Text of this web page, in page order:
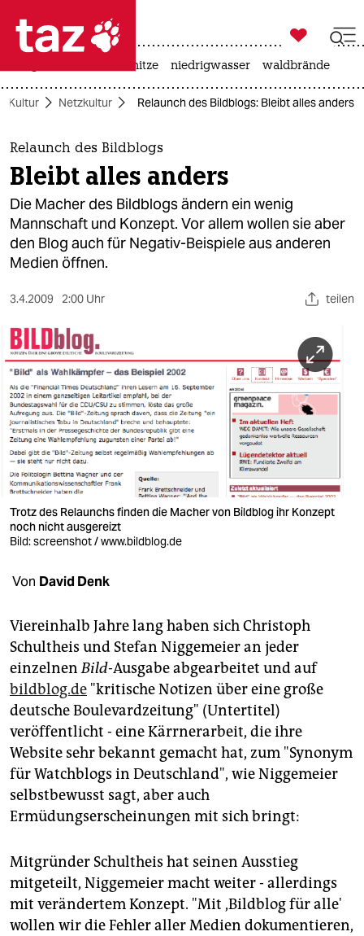
 taz zahl ich
taz zahl ich
themen
politik
öko
gesellschaft
kultur
sport
berlin
nord
wahrheit
verlag
verlag
veranstaltungen
unterstützen
abo
genossenschaft
epaper login

taz zahl ich
hitze niedrigwasser waldbrände
Kultur Netzkultur Relaunch des Bildblogs: Bleibt alles anders
Relaunch des Bildblogs
Bleibt alles anders
Die Macher des Bildblogs ändern ein wenig
Mannschaft und Konzept. Vor allem wollen sie aber
den Blog auch für Negativ-Beispiele aus anderen
Medien öffnen.
3.4.2009 2:00 Uhr teilen
Trotz des Relaunchs finden die Macher von Bildblog ihr Konzept
noch nicht ausgereizt
Bild: screenshot / www.bildblog.de
Von David Denk
Viereinhalb Jahre lang haben sich Christoph
Schultheis und Stefan Niggemeier an jeder
einzelnenBild-Ausgabe abgearbeitet und auf
bildblog.de "kritische Notizen über eine große
deutsche Boulevardzeitung" (Untertitel)
veröffentlicht - eine Kärrnerarbeit, die ihre
Website sehr bekannt gemacht hat, zum "Synonym
für Watchblogs in Deutschland", wie Niggemeier
selbstbewusst sagt, aber auch
Ermüdungserscheinungen mit sich bringt:
Mitgründer Schultheis hat seinen Ausstieg
mitgeteilt, Niggemeier macht weiter - allerdings
mit verändertem Konzept. "Mit ,Bildblog für alle'
wollen wir die Fehler aller Medien dokumentieren,